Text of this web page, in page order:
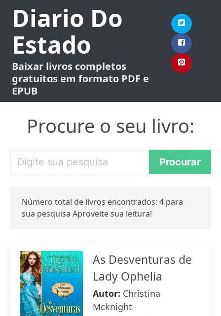
Diario Do
Estado
Baixar livros completos
gratuitos em formato PDF e
EPUB
Procure o seu livro:
Número total de livros encontrados: 4 para
sua pesquisa Aproveite sua leitura!
As Desventuras de
Lady Ophelia
Autor: Christina
Mcknight